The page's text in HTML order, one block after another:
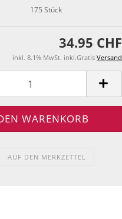
175 Stück
34.95 CHF
inkl. 8.1% MwSt. inkl.Gratis Versand
AUF DEN MERKZETTEL